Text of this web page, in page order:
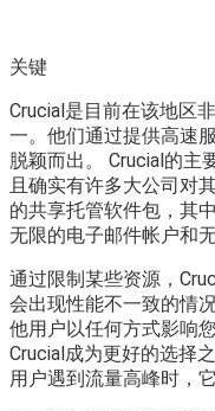
关键
Crucial是目前在该地区
一。他们通过提供高速
脱颖而出。 Crucial的主
且确实有许多大公司对
的共享托管软件包，其
无限的电子邮件帐户和
通过限制某些资源，
会出现性能不一致的情
他用户以任何方式影响
Crucial成为更好的选择
用户遇到流量高峰时，